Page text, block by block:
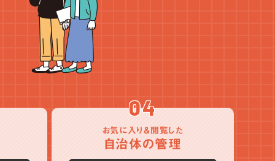
04
お気に入り＆閲覧した
自治体の管理